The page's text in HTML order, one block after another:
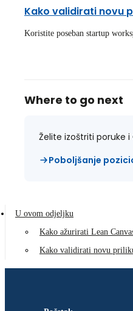
Kako validirati novu
Koristite poseban startup
Where to go next
Želite izoštriti poruke
Poboljšanje
U ovom odjeljku
Kako ažurirati Lean
Kako validirati novu